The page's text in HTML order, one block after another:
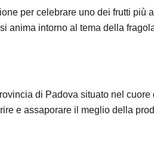
per celebrare uno dei frutti più
anima intorno al tema della
di Padova situato nel
e assaporare il meglio della